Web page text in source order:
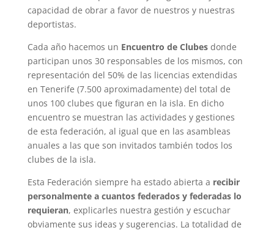
capacidad de obrar a favor de nuestros y nuestras
deportistas.
Cada año hacemos un Encuentro de Clubesdonde
participan unos 30 responsables de los mismos, con
representación del 50% de las licencias extendidas
en Tenerife (7.500 aproximadamente) del total de
unos 100 clubes que figuran en la isla. En dicho
encuentro se muestran las actividades y gestiones
de esta federación, al igual que en las asambleas
anuales a las que son invitados también todos los
clubes de la isla.
Esta Federación siempre ha estado abierta a recibir
personalmente a cuantos federados y federadas lo
requieran, explicarles nuestra gestión y escuchar
obviamente sus ideas y sugerencias. La totalidad de